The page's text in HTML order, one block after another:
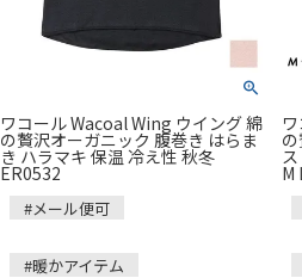
ワコール Wacoal Wing ウイング 綿
の贅沢オーガニック 腹巻き はらま
き ハラマキ 保温 冷え性 秋冬
ER0532
#メール便可
#暖かアイテム
M